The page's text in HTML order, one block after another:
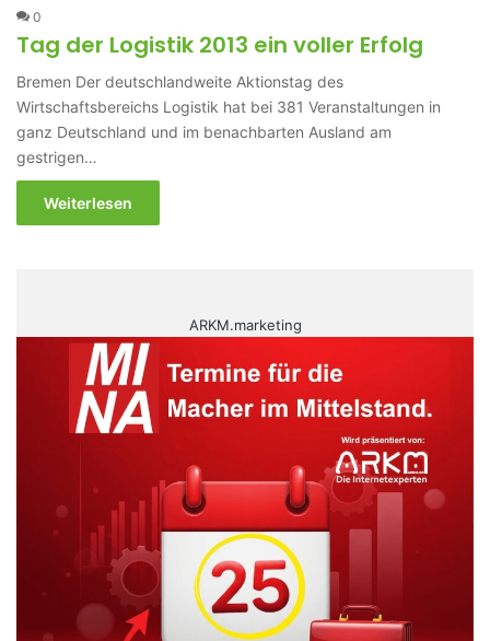
0
Tag der Logistik 2013 ein voller Erfolg
Bremen Der deutschlandweite Aktionstag des
Wirtschaftsbereichs Logistik hat bei 381 Veranstaltungen in
ganz Deutschland und im benachbarten Ausland am
gestrigen…
Weiterlesen
ARKM.marketing